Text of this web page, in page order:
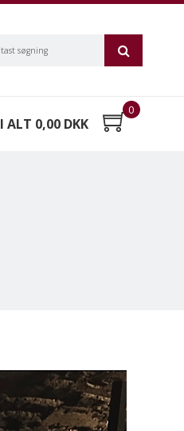
I ALT 0,00 DKK
0